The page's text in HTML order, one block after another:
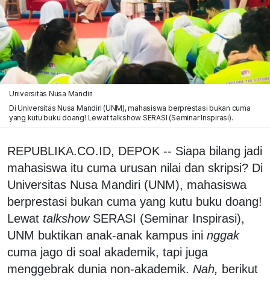
Universitas Nusa Mandiri
Di Universitas Nusa Mandiri (UNM), mahasiswa berprestasi bukan cuma
yang kutu buku doang! Lewat talkshow SERASI (Seminar Inspirasi).
REPUBLIKA.CO.ID, DEPOK -- Siapa bilang jadi
mahasiswa itu cuma urusan nilai dan skripsi? Di
Universitas Nusa Mandiri (UNM), mahasiswa
berprestasi bukan cuma yang kutu buku doang!
Lewat talkshowSERASI (Seminar Inspirasi),
UNM buktikan anak-anak kampus ini nggak
cuma jago di soal akademik, tapi juga
menggebrak dunia non-akademik. Nah, berikut